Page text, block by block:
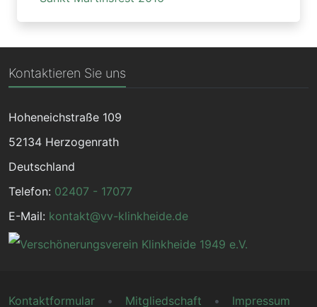
Kontaktieren Sie uns
Hoheneichstraße 109
52134 Herzogenrath
Deutschland
Telefon: 02407 - 17077
E-Mail: kontakt@vv-klinkheide.de
Kontaktformular Mitgliedschaft Impressum